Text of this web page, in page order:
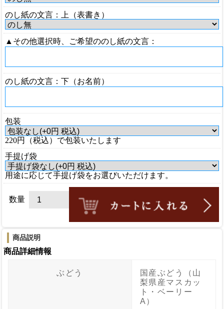
のし紙の文言：上（表書き）
▲その他選択時、ご希望ののし紙の文言：
のし紙の文言：下（お名前）
包装
220円（税込）で包装いたします
手提げ袋
用途に応じて手提げ袋をお選びいただけます。
数量
商品説明
商品詳細情報
ぶどう
国産ぶどう（山
梨県産マスカッ
ト・ベーリー
A）